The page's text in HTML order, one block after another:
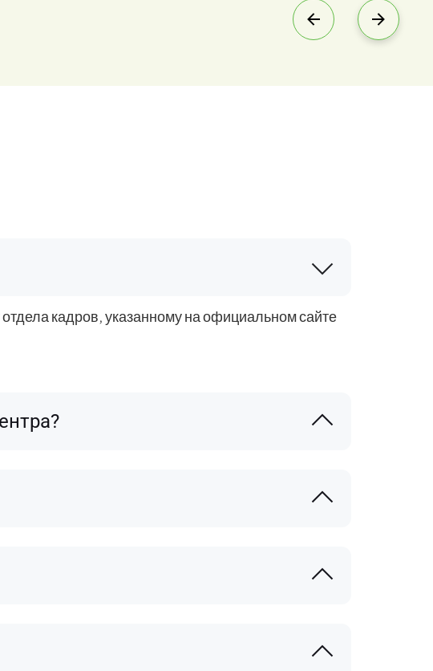
кадров, указанному на официальном сайте